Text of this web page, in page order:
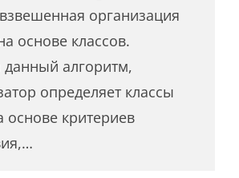
организация
основе классов.
данный алгоритм,
определяет классы
основе критериев